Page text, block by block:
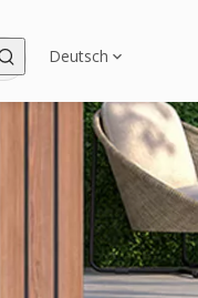
Deutsch